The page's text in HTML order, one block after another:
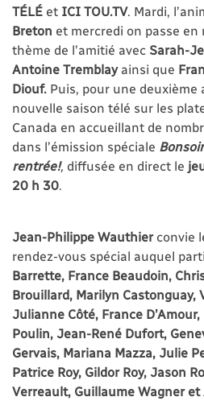
TÉLÉ et ICI TOU.TV. Mardi,
Breton et mercredi on passe en
thème de l’amitié avec Sarah-
Antoine Tremblayainsi que
Diouf. Puis, pour une deuxième
nouvelle saison télé sur les
Canada en accueillant de
dans l’émission spéciale
rentrée!, diffusée en direct le
20 h 30
Jean-Philippe Wauthierconvie
rendez-vous spécial auquel
Barrette, France Beaudoin,
Brouillard, Marilyn Castonguay,
Julianne Côté, France
Poulin, Jean-René Dufort,
Gervais, Mariana Mazza, Julie
Patrice Roy, Gildor Roy, Jason
Verreault, Guillaume Wagner